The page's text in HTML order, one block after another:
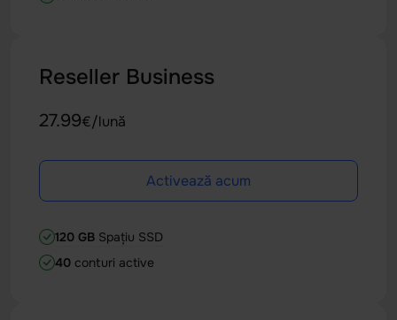
Reseller Business
27.99€/lună
Activează acum
120 GB Spațiu SSD
40 conturi active